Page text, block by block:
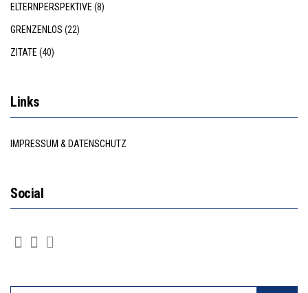
ELTERNPERSPEKTIVE (8)
GRENZENLOS (22)
ZITATE (40)
Links
IMPRESSUM & DATENSCHUTZ
Social